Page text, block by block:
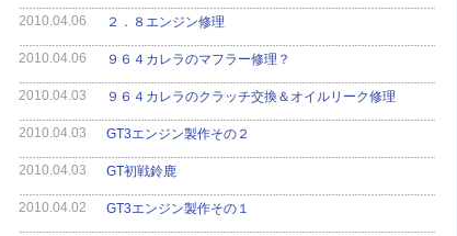
2010.04.06 ２．８エンジン修理
2010.04.06 ９６４カレラのマフラー修理？
2010.04.03 ９６４カレラのクラッチ交換＆オイルリーク修理
2010.04.03 GT3エンジン製作その２
2010.04.03 GT初戦鈴鹿
2010.04.02 GT3エンジン製作その１